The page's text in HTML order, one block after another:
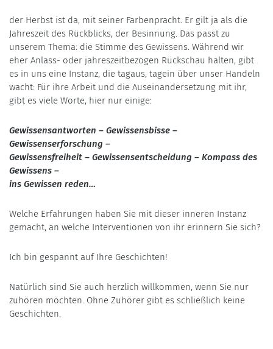
der Herbst ist da, mit seiner Farbenpracht. Er gilt ja als die
Jahreszeit des Rückblicks, der Besinnung. Das passt zu
unserem Thema: die Stimme des Gewissens. Während wir
eher Anlass- oder jahreszeitbezogen Rückschau halten, gibt
es in uns eine Instanz, die tagaus, tagein über unser Handeln
wacht: Für ihre Arbeit und die Auseinandersetzung mit ihr,
gibt es viele Worte, hier nur einige:
Gewissensantworten – Gewissensbisse –
Gewissenserforschung –
Gewissensfreiheit – Gewissensentscheidung – Kompass des
Gewissens –
ins Gewissen reden…
Welche Erfahrungen haben Sie mit dieser inneren Instanz
gemacht, an welche Interventionen von ihr erinnern Sie sich?
Ich bin gespannt auf Ihre Geschichten!
Natürlich sind Sie auch herzlich willkommen, wenn Sie nur
zuhören möchten. Ohne Zuhörer gibt es schließlich keine
Geschichten.